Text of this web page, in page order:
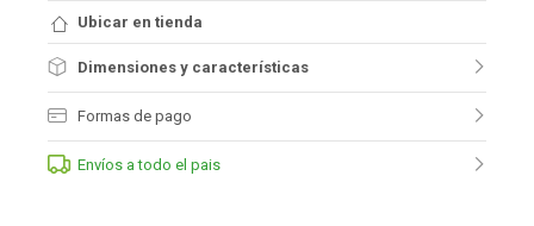
Ubicar en tienda
Dimensiones y características
Formas de pago
Envíos a todo el pais